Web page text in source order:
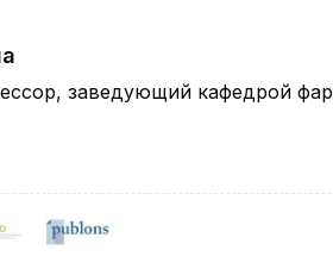
заведующий кафедрой